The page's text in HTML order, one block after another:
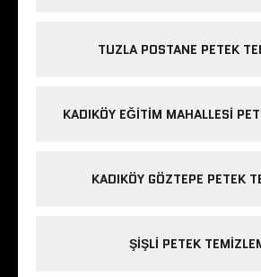
TUZLA POSTANE PETEK
KADIKÖY EĞITIM MAHALLESI
KADIKÖY GÖZTEPE PETEK
ŞIŞLI PETEK